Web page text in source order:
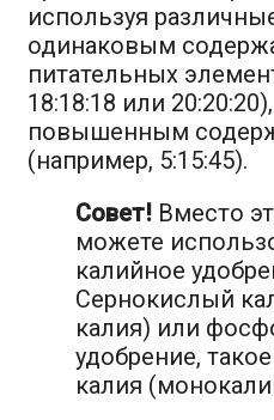
используя
одинаковым
питательных
18:18:18 или
повышенным
(например, 5:15:45).
Совет! Вместо
можете
калийное
Сернокислый
калия) или
удобрение,
калия